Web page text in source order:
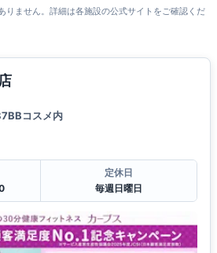
りません。詳細は各施設の公式サイトをご確認くだ
コスメ内
定休日
毎週日曜日